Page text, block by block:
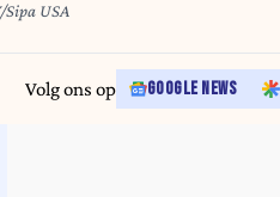
Sipa USA
Volg ons op GOOGLE NEWS